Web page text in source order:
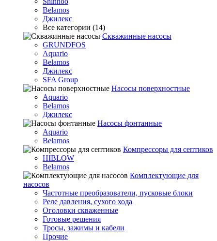
Belamos
Джилекс
Все категории (14)
Скважинные насосы
GRUNDFOS
Aquario
Belamos
Джилекс
SFA Group
Насосы поверхностные
Aquario
Belamos
Джилекс
Насосы фонтанные
Aquario
Belamos
Компрессоры для септиков
HIBLOW
Belamos
Комплектующие для
насосов
Частотные преобразователи, пусковые блоки
Реле давления, сухого хода
Оголовки скваженные
Готовые решения
Тросы, зажимы и кабели
Прочие